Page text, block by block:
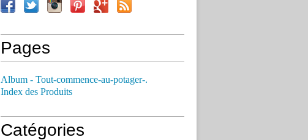
Pages
Album - Tout-commence-au-potager-.
Index des Produits
Catégories